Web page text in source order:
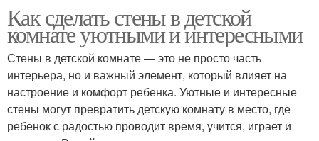
Как сделать стены в детской
комнате уютными и интересными
Стены в детской комнате — это не просто часть
интерьера, но и важный элемент, который влияет на
настроение и комфорт ребенка. Уютные и интересные
стены могут превратить детскую комнату в место, где
ребенок с радостью проводит время, учится, играет и